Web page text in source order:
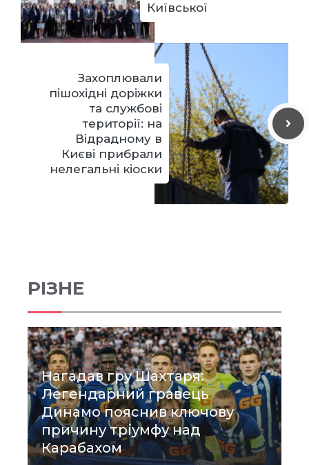
Київської
Захоплювали
пішохідні доріжки
та службові
території: на
Відрадному в
Києві прибрали
нелегальні кіоски
РІЗНЕ
Нагадав гру Шахтаря:
Легендарний гравець
Динамо пояснив ключову
причину тріумфу над
Карабахом